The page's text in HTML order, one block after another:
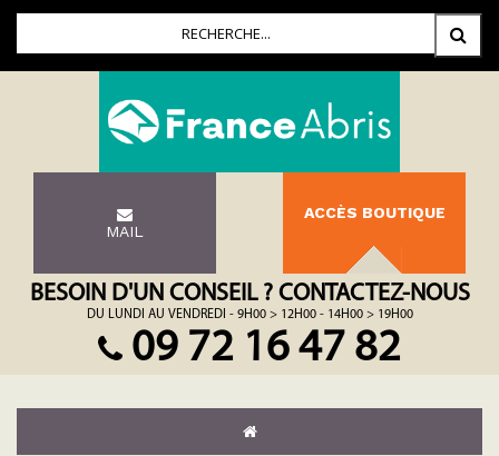
MAIL
ACCÈS BOUTIQUE
BESOIN D'UN CONSEIL ? CONTACTEZ-NOUS
DU LUNDI AU VENDREDI - 9H00 > 12H00 - 14H00 > 19H00
09 72 16 47 82